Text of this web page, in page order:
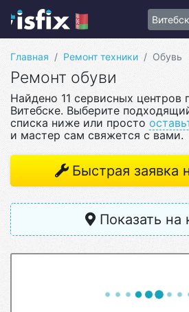
Витебск
Главная Ремонт техники Обувь
Ремонт обуви
Найдено 11 сервисных центров
Витебске. Выберите
списка ниже или просто
и мастер сам свяжется с вами.
Быстрая заявка
Показать на